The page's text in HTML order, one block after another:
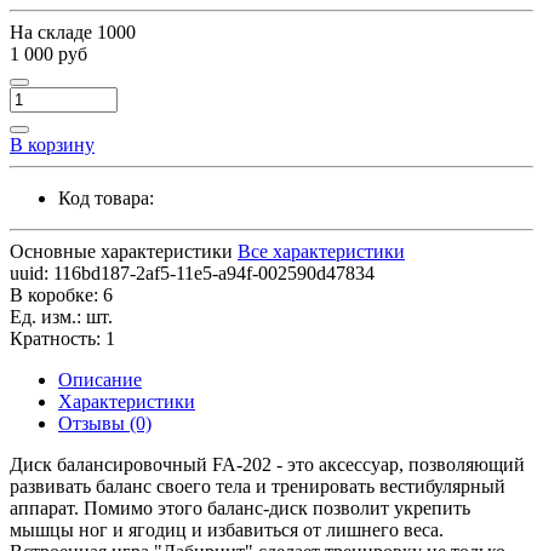
На складе 1000
1 000 руб
В корзину
Код товара:
Основные характеристики Все характеристики
uuid: 116bd187-2af5-11e5-a94f-002590d47834
В коробке: 6
Ед. изм.: шт.
Кратность: 1
Описание
Характеристики
Отзывы (0)
Диск балансировочный FA-202 - это аксессуар, позволяющий
развивать баланс своего тела и тренировать вестибулярный
аппарат. Помимо этого баланс-диск позволит укрепить
мышцы ног и ягодиц и избавиться от лишнего веса.